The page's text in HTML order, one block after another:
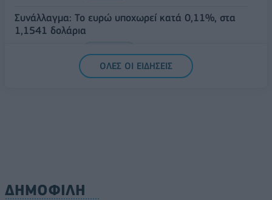
Συνάλλαγμα: Το ευρώ υποχωρεί κατά 0,11%, στα
1,1541 δολάρια
ΟΛΕΣ ΟΙ ΕΙΔΗΣΕΙΣ
ΔΗΜΟΦΙΛΗ